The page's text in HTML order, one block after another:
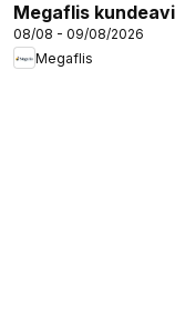
Megaflis
08/08 - 09/08/2026
Megaflis